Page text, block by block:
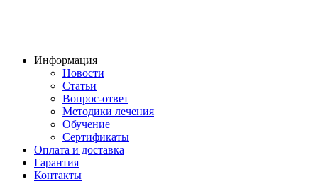
Информация
Новости
Статьи
Вопрос-ответ
Методики лечения
Обучение
Сертификаты
Оплата и доставка
Гарантия
Контакты